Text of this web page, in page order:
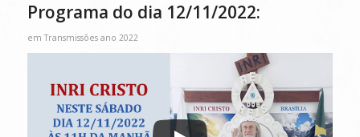
Programa do dia 12/11/2022:
emTransmissões ano 2022